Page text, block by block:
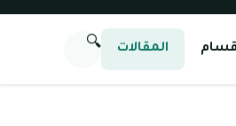
المقالات 🔍